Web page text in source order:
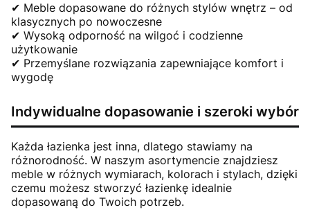
✔ Meble dopasowane do różnych stylów wnętrz – od
klasycznych po nowoczesne
✔ Wysoką odporność na wilgoć i codzienne
użytkowanie
✔ Przemyślane rozwiązania zapewniające komfort i
wygodę
Indywidualne dopasowanie i szeroki wybór
Każda łazienka jest inna, dlatego stawiamy na
różnorodność. W naszym asortymencie znajdziesz
meble w różnych wymiarach, kolorach i stylach, dzięki
czemu możesz stworzyć łazienkę idealnie
dopasowaną do Twoich potrzeb.